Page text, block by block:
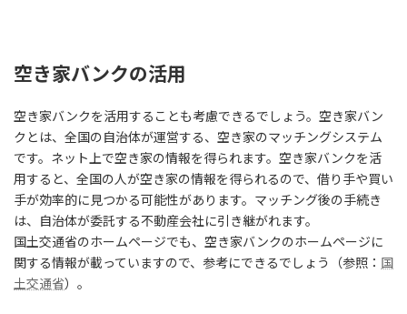
空き家バンクの活用
空き家バンクを活用することも考慮できるでしょう。空き家バン
クとは、全国の自治体が運営する、空き家のマッチングシステム
です。ネット上で空き家の情報を得られます。空き家バンクを活
用すると、全国の人が空き家の情報を得られるので、借り手や買い
手が効率的に見つかる可能性があります。マッチング後の手続き
は、自治体が委託する不動産会社に引き継がれます。
国土交通省のホームページでも、空き家バンクのホームページに
関する情報が載っていますので、参考にできるでしょう（参照： 国
土交通省）。